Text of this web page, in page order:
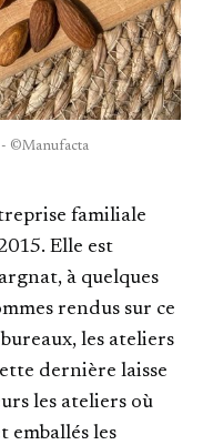
- ©Manufacta
familiale
Elle est
à quelques
rendus sur ce
les ateliers
dernière laisse
les ateliers où
emballés les